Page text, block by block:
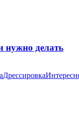
нужно делать
Дрессировка